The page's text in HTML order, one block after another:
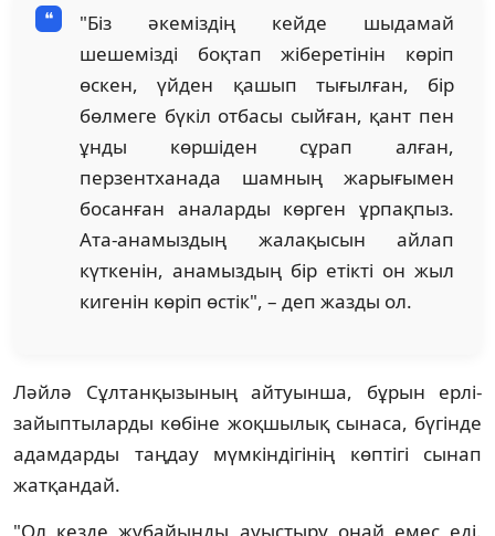
"Біз әкеміздің кейде шыдамай
шешемізді боқтап жіберетінін көріп
өскен, үйден қашып тығылған, бір
бөлмеге бүкіл отбасы сыйған, қант пен
ұнды көршіден сұрап алған,
перзентханада шамның жарығымен
босанған аналарды көрген ұрпақпыз.
Ата-анамыздың жалақысын айлап
күткенін, анамыздың бір етікті он жыл
кигенін көріп өстік", – деп жазды ол.
Ләйлә Сұлтанқызының айтуынша, бұрын ерлі-
зайыптыларды көбіне жоқшылық сынаса, бүгінде
адамдарды таңдау мүмкіндігінің көптігі сынап
жатқандай.
"Ол кезде жұбайыңды ауыстыру оңай емес еді.